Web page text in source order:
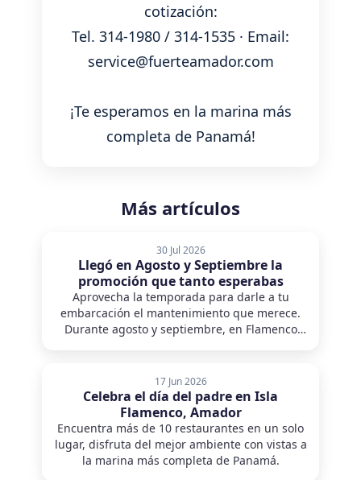
cotización:
Tel. 314-1980 / 314-1535 · Email:
service@fuerteamador.com
¡Te esperamos en la marina más
completa de Panamá!
Más artículos
30 Jul 2026
Llegó en Agosto y Septiembre la
promoción que tanto esperabas
Aprovecha la temporada para darle a tu
embarcación el mantenimiento que merece.
Durante agosto y septiembre, en Flamenco
embarcación con nuestro Travelift de hasta
100 toneladas y accedas a beneficios
especiales en servicios de mantenimiento,
reparaciones y equipos náuticos. Los yates
residentes disfrutan de un 30% de descuento
en el servicio de Travelift, mientras que los
17 Jun 2026
Celebra el día del padre en Isla
Flamenco, Amador
Encuentra más de 10 restaurantes en un solo
lugar, disfruta del mejor ambiente con vistas a
la marina más completa de Panamá.